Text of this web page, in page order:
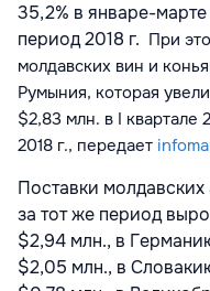
35,2% в январе-марте
период 2018 г. При
молдавских вин и
Румыния, которая
$2,83 млн. в I квартале
2018 г., передает
Поставки
за тот же период
$2,94 млн., в
$2,05 млн., в